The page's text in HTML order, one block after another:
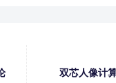
双芯人像计